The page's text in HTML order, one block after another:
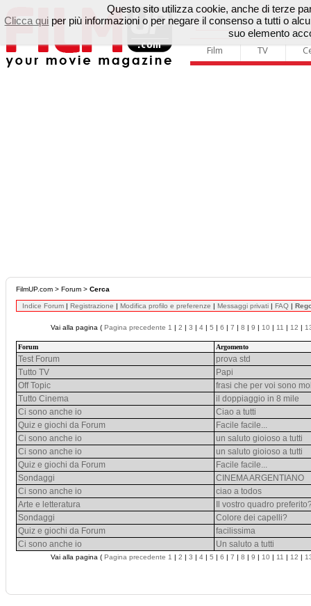
Film TV
FilmUP.com > Forum > Cerca
Indice Forum | Registrazione | Modifica profilo e preferenze | Messaggi privati | FAQ |
Vai alla pagina ( Pagina precedente 1 | 2 | 3 | 4 | 5 | 6 | 7 | 8 | 9 | 10 | 11 | 12 |
Forum Argomento
Test Forum
prova std
Tutto TV
Papi
Off Topic
frasi che per voi sono
Tutto Cinema
il doppiaggio in 8 mile
Ci sono anche io
Ciao a tutti
Quiz e giochi da Forum
Facile facile...
Ci sono anche io
un saluto gioioso a tutti
Ci sono anche io
un saluto gioioso a tutti
Quiz e giochi da Forum
Facile facile...
Sondaggi
CINEMA ARGENTIANO
Ci sono anche io
ciao a todos
Arte e letteratura
Il vostro quadro
Sondaggi
Colore dei capelli?
Quiz e giochi da Forum
facilissima
Ci sono anche io
Un saluto a tutti
Vai alla pagina ( Pagina precedente 1 | 2 | 3 | 4 | 5 | 6 | 7 | 8 | 9 | 10 | 11 | 12 |
Questo sito utilizza cookie, anche di terze
Clicca qui per più informazioni o per negare il consenso a tutti o
suo elemento